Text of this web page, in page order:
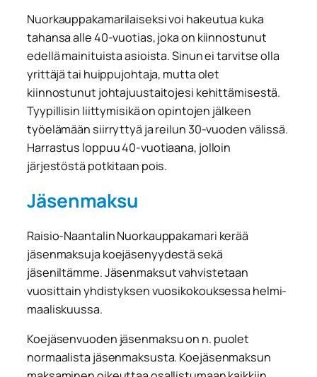
Nuorkauppakamarilaiseksi voi hakeutua kuka
tahansa alle 40-vuotias, joka on kiinnostunut
edellä mainituista asioista. Sinun ei tarvitse olla
yrittäjä tai huippujohtaja, mutta olet
kiinnostunut johtajuustaitojesi kehittämisestä.
Tyypillisin liittymisikä on opintojen jälkeen
työelämään siirryttyä ja reilun 30-vuoden välissä.
Harrastus loppuu 40-vuotiaana, jolloin
järjestöstä potkitaan pois.
Jäsenmaksu
Raisio-Naantalin Nuorkauppakamari kerää
jäsenmaksuja koejäsenyydestä sekä
jäseniltämme. Jäsenmaksut vahvistetaan
vuosittain yhdistyksen vuosikokouksessa helmi-
maaliskuussa.
Koejäsenvuoden jäsenmaksu on n. puolet
normaalista jäsenmaksusta. Koejäsenmaksun